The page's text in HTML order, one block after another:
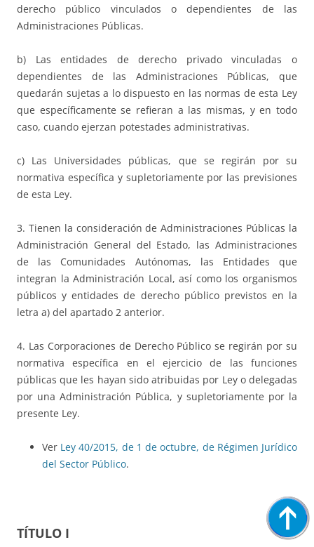
derecho público vinculados o dependientes de las
Administraciones Públicas.
b) Las entidades de derecho privado vinculadas o
dependientes de las Administraciones Públicas, que
quedarán sujetas a lo dispuesto en las normas de esta Ley
que específicamente se refieran a las mismas, y en todo
caso, cuando ejerzan potestades administrativas.
c) Las Universidades públicas, que se regirán por su
normativa específica y supletoriamente por las previsiones
de esta Ley.
3. Tienen la consideración de Administraciones Públicas la
Administración General del Estado, las Administraciones
de las Comunidades Autónomas, las Entidades que
integran la Administración Local, así como los organismos
públicos y entidades de derecho público previstos en la
letra a) del apartado 2 anterior.
4. Las Corporaciones de Derecho Público se regirán por su
normativa específica en el ejercicio de las funciones
públicas que les hayan sido atribuidas por Ley o delegadas
por una Administración Pública, y supletoriamente por la
presente Ley.
Ver Ley 40/2015, de 1 de octubre, de Régimen Jurídico
del Sector Público.
TÍTULO I